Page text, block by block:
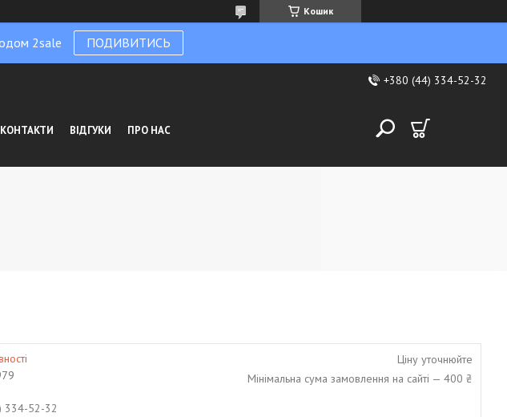
Кошик
2sale ПОДИВИТИСЬ
+380 (44) 334-52-32
КОНТАКТИ ВІДГУКИ ПРО НАС
Ціну уточнюйте
Мінімальна сума замовлення на сайті — 400 ₴
334-52-32